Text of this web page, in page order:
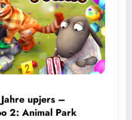
upjers –
2: Animal Park